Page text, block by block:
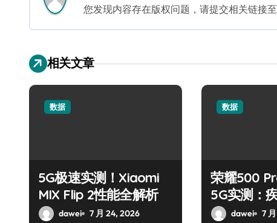
您发现内容存在版权问题，请提交相关链接
相关文章
数据
5G极速实测！Xiaomi
MIX Flip 2性能全解析
dawei 7 月 24, 2026
数据
荣耀500
5G实测：
能炸裂
dawei 7